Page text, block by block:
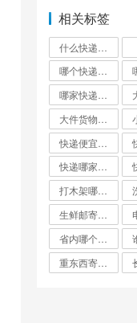
相关标签
哪个快递便宜
快递哪家比较便宜又快